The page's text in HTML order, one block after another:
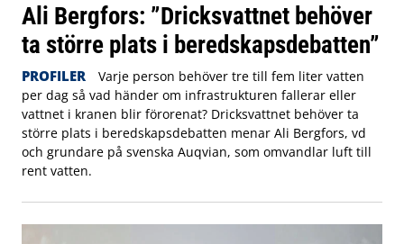
Ali Bergfors: ”Dricksvattnet behöver
ta större plats i beredskapsdebatten”
PROFILER
Varje person behöver tre till fem liter vatten
per dag så vad händer om infrastrukturen fallerar eller
vattnet i kranen blir förorenat? Dricksvattnet behöver ta
större plats i beredskapsdebatten menar Ali Bergfors, vd
och grundare på svenska Auqvian, som omvandlar luft till
rent vatten.